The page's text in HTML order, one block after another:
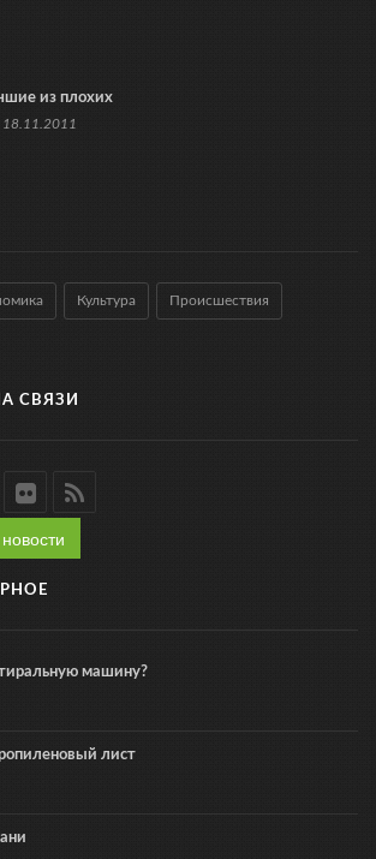
из плохих
18.11.2011
Культура Происшествия
СВЯЗИ
машину?
лист